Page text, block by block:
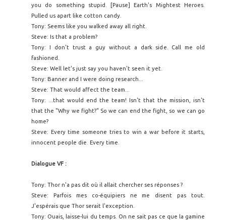
you do something stupid. [Pause] Earth's Mightest Heroes.
Pulled us apart like cotton candy.
Tony: Seems like you walked away all right.
Steve: Is that a problem?
Tony: I don't trust a guy without a dark side. Call me old
fashioned.
Steve: Well let's just say you haven't seen it yet.
Tony: Banner and I were doing research...
Steve: That would affect the team...
Tony: ...that would end the team! Isn't that the mission, isn't
that the "Why we fight?" So we can end the fight, so we can go
home?
Steve: Every time someone tries to win a war before it starts,
innocent people die. Every time.
Dialogue VF :
Tony: Thor n'a pas dit où il allait chercher ses réponses ?
Steve: Parfois mes co-équipiers ne me disent pas tout.
J'espérais que Thor serait l'exception.
Tony: Ouais, laisse-lui du temps. On ne sait pas ce que la gamine